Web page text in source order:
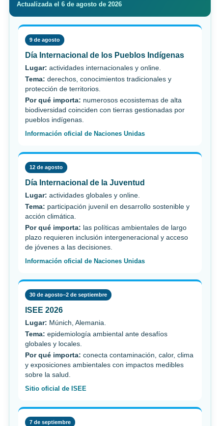
Actualizada el 6 de agosto de 2026
9 de agosto
Día Internacional de los Pueblos Indígenas
Lugar: actividades internacionales y online.
Tema: derechos, conocimientos tradicionales y
protección de territorios.
Por qué importa: numerosos ecosistemas de alta
biodiversidad coinciden con tierras gestionadas por
pueblos indígenas.
Información oficial de Naciones Unidas
12 de agosto
Día Internacional de la Juventud
Lugar: actividades globales y online.
Tema: participación juvenil en desarrollo sostenible y
acción climática.
Por qué importa: las políticas ambientales de largo
plazo requieren inclusión intergeneracional y acceso
de jóvenes a las decisiones.
Información oficial de Naciones Unidas
30 de agosto–2 de septiembre
ISEE 2026
Lugar: Múnich, Alemania.
Tema: epidemiología ambiental ante desafíos
globales y locales.
Por qué importa: conecta contaminación, calor, clima
y exposiciones ambientales con impactos medibles
sobre la salud.
Sitio oficial de ISEE
7 de septiembre